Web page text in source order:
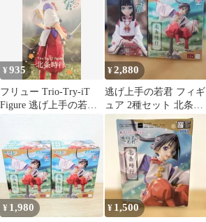
¥935
フリュー Trio-Try-iT
Figure 逃げ上手の若君
¥2,880
逃げ上手の若君 フィギ
ュア 2種セット 北条時
行 雫
¥ 1,980 ¥ 1,500